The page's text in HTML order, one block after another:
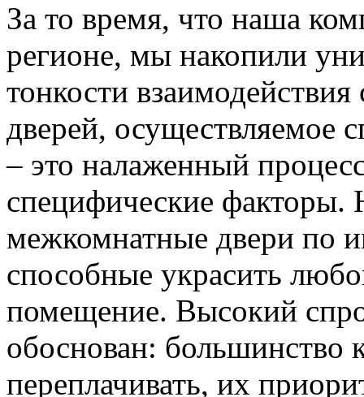
За то время, что наша
регионе, мы накопили
тонкости
дверей, осуществляемое
– это налаженный
специфические
межкомнатные двери по
способные украсить
помещение. Высокий
обоснован: большинство
переплачивать, их